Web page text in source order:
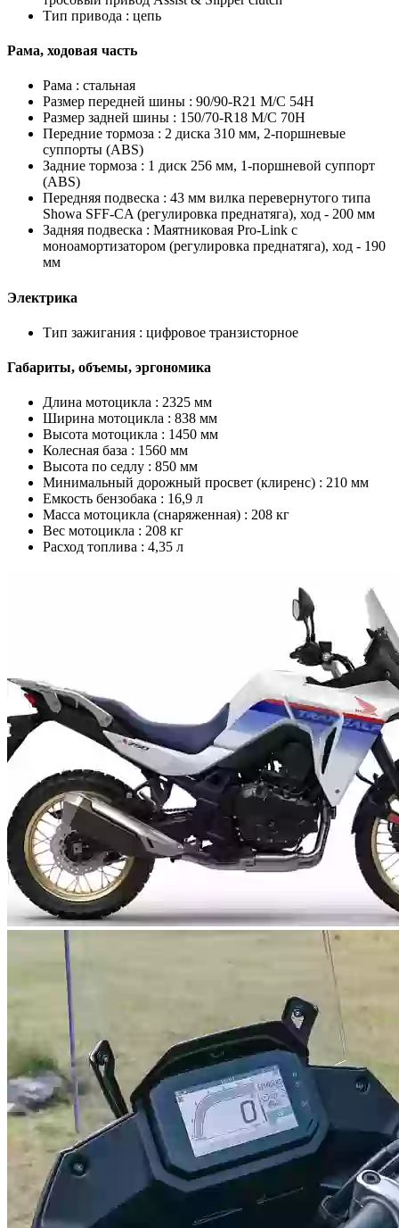
Тип привода : цепь
Рама, ходовая часть
Рама : стальная
Размер передней шины : 90/90-R21 M/C 54H
Размер задней шины : 150/70-R18 M/C 70H
Передние тормоза : 2 диска 310 мм, 2-поршневые
суппорты (ABS)
Задние тормоза : 1 диск 256 мм, 1-поршневой суппорт
(ABS)
Передняя подвеска : 43 мм вилка перевернутого типа
Showa SFF-CA (регулировка преднатяга), ход - 200 мм
Задняя подвеска : Маятниковая Pro-Link с
моноамортизатором (регулировка преднатяга), ход - 190
мм
Электрика
Тип зажигания : цифровое транзисторное
Габариты, объемы, эргономика
Длина мотоцикла : 2325 мм
Ширина мотоцикла : 838 мм
Высота мотоцикла : 1450 мм
Колесная база : 1560 мм
Высота по седлу : 850 мм
Минимальный дорожный просвет (клиренс) : 210 мм
Емкость бензобака : 16,9 л
Масса мотоцикла (снаряженная) : 208 кг
Вес мотоцикла : 208 кг
Расход топлива : 4,35 л